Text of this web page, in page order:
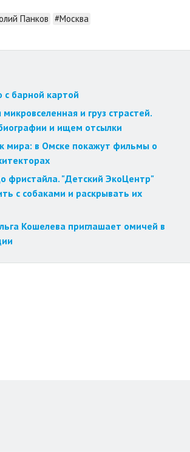
Панков #Москва
с барной картой
микровселенная и груз страстей.
и ищем отсылки
мира: в Омске покажут фильмы о
фристайла. "Детский ЭкоЦентр"
с собаками и раскрывать их
Кошелева приглашает омичей в